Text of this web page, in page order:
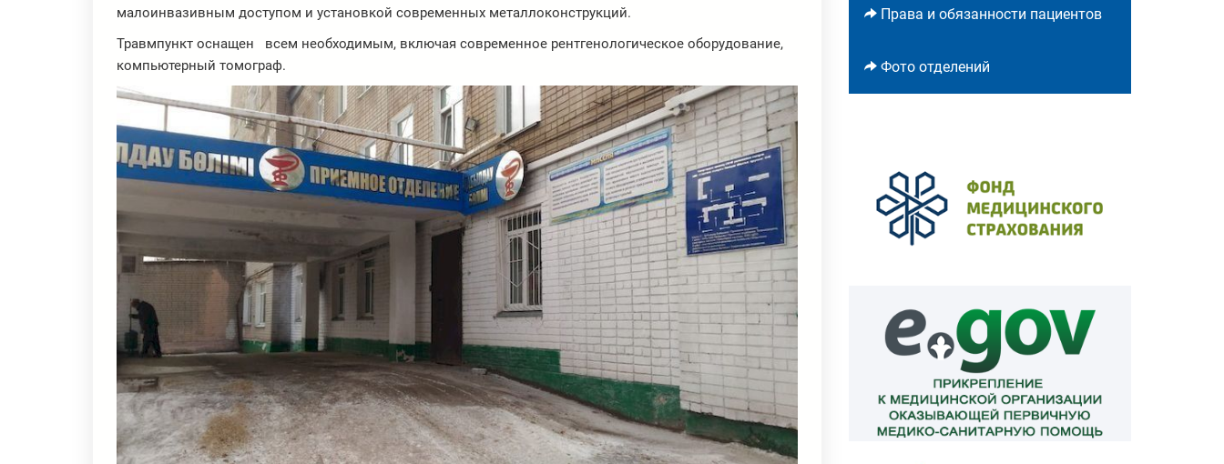
малоинвазивным доступом и установкой современных металлоконструкций.
Травмпункт оснащен всем необходимым, включая современное рентгенологическое оборудование,
компьютерный томограф.
Права и обязанности пациентов
Фото отделений